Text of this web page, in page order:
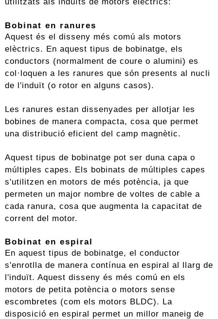
Bobinat en ranures
Aquest és el disseny més comú als motors
elèctrics. En aquest tipus de bobinatge, els
conductors (normalment de coure o alumini) es
col·loquen a les ranures que són presents al nucli
de l'induït (o rotor en alguns casos).
Les ranures estan dissenyades per allotjar les
bobines de manera compacta, cosa que permet
una distribució eficient del camp magnètic.
Aquest tipus de bobinatge pot ser duna capa o
múltiples capes. Els bobinats de múltiples capes
s'utilitzen en motors de més potència, ja que
permeten un major nombre de voltes de cable a
cada ranura, cosa que augmenta la capacitat de
corrent del motor.
Bobinat en espiral
En aquest tipus de bobinatge, el conductor
s'enrotlla de manera contínua en espiral al llarg de
l'induït. Aquest disseny és més comú en els
motors de petita potència o motors sense
escombretes (com els motors BLDC). La
disposició en espiral permet un millor maneig de